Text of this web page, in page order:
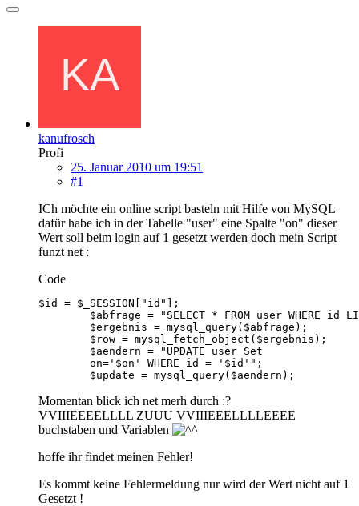
kanufrosch
Profi
25. Januar 2010 um 19:51
#1
ICh möchte ein online script basteln mit Hilfe von MySQL
dafür habe ich in der Tabelle "user" eine Spalte "on" dieser
Wert soll beim login auf 1 gesetzt werden doch mein Script
funzt net :
Code
	$update = mysql_query($aendern);
Momentan blick ich net merh durch :?
VVIIIEEEELLLL ZUUU VVIIIEEELLLLEEEE
buchstaben und Variablen
hoffe ihr findet meinen Fehler!
Es kommt keine Fehlermeldung nur wird der Wert nicht auf 1
Gesetzt !